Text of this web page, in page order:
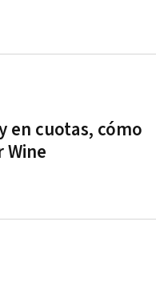
en cuotas, cómo
Wine